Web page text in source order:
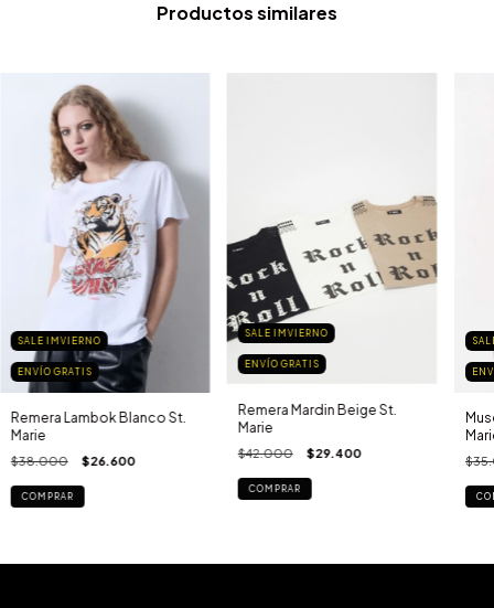
Productos similares
SALE IMVIERNO
ENVÍO GRATIS
Remera Lambok Blanco St.
Marie
$38.000 $26.600
COMPRAR
SALE IMVIERNO
ENVÍO GRATIS
Remera Mardin Beige St.
Marie
$42.000 $29.400
COMPRAR